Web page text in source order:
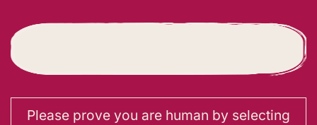
Please prove you are human by selecting